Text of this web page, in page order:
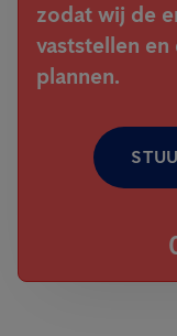
zodat wij de
vaststellen
plannen.